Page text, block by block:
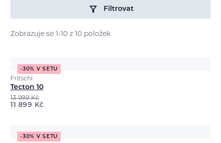
Filtrovat
Zobrazuje se 1-10 z 10 položek
-30% V SETU
Fritschi
Tecton 10
13 999Kč
11 899 Kč
-30% V SETU